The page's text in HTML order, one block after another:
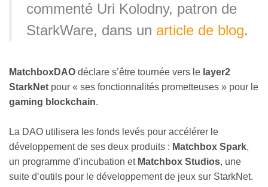
commenté Uri Kolodny, patron de
StarkWare, dans un article de blog.
MatchboxDAO déclare s’être tournée vers le layer2
StarkNet pour « ses fonctionnalités prometteuses » pour le
gaming blockchain.
La DAO utilisera les fonds levés pour accélérer le
développement de ses deux produits : Matchbox Spark,
un programme d’incubation et Matchbox Studios, une
suite d’outils pour le développement de jeux sur StarkNet.